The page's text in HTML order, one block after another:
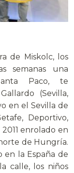
de Miskolc, los
semanas una
Paco, te
(Sevilla,
en el Sevilla de
Deportivo,
enrolado en
de Hungría.
en la España de
calle, los niños